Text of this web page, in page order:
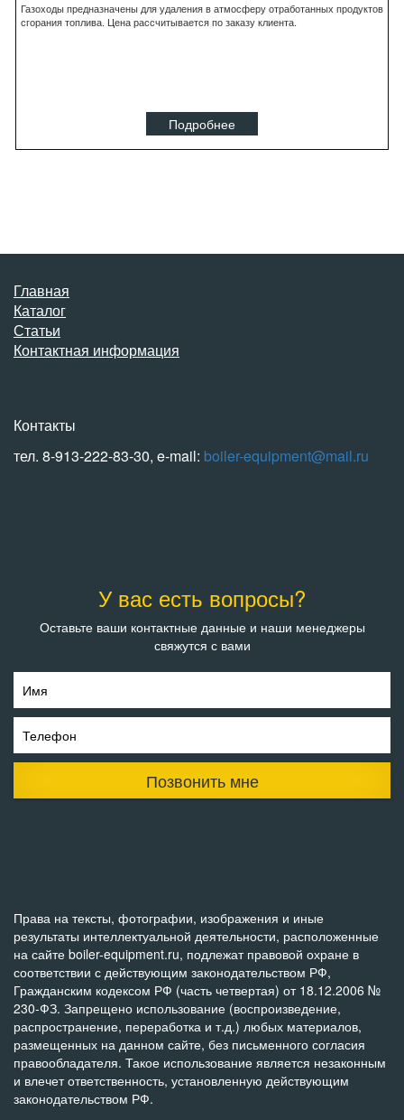
Газоходы предназначены для удаления в атмосферу отработанных продуктов
сгорания топлива. Цена рассчитывается по заказу клиента.
Подробнее
Главная
Каталог
Статьи
Контактная информация
Контакты
тел. 8-913-222-83-30, e-mail: boiler-equipment@mail.ru
У вас есть вопросы?
Оставьте ваши контактные данные и наши менеджеры
свяжутся с вами
Имя
Телефон
Позвонить мне
Права на тексты, фотографии, изображения и иные
результаты интеллектуальной деятельности, расположенные
на сайте boiler-equipment.ru, подлежат правовой охране в
соответствии с действующим законодательством РФ,
Гражданским кодексом РФ (часть четвертая) от 18.12.2006 №
230-ФЗ. Запрещено использование (воспроизведение,
распространение, переработка и т.д.) любых материалов,
размещенных на данном сайте, без письменного согласия
правообладателя. Такое использование является незаконным
и влечет ответственность, установленную действующим
законодательством РФ.